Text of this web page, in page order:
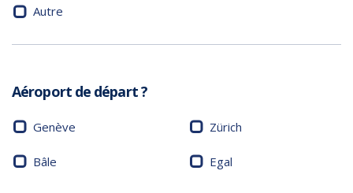
Autre
Aéroport de départ ?
Genève Zürich
Bâle Egal